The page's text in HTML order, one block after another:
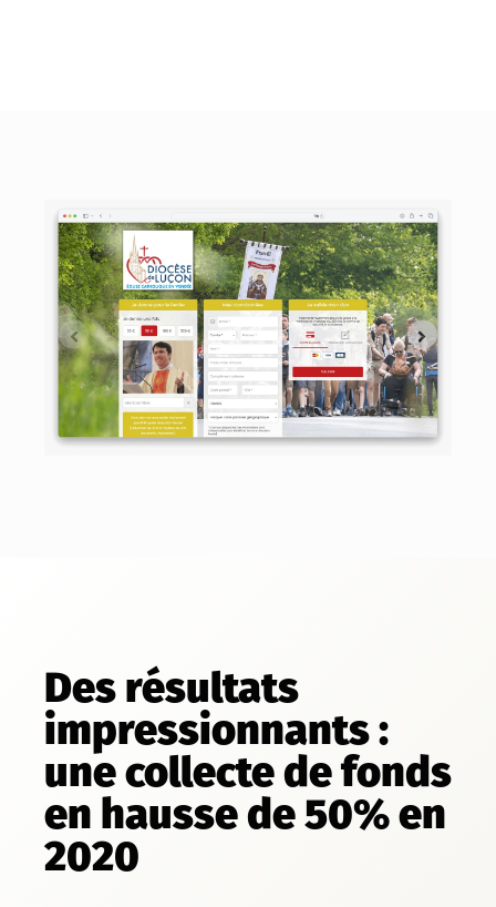
Des résultats
impressionnants :
une collecte de fonds
en hausse de 50% en
2020